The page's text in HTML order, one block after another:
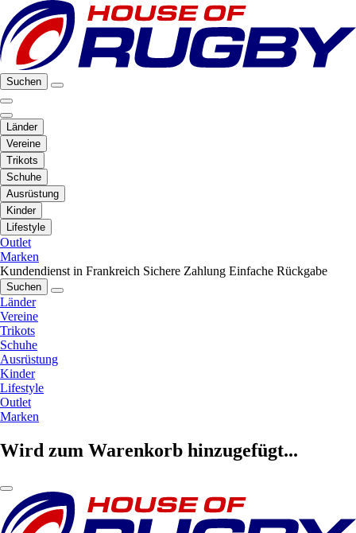
Suchen
Länder
Vereine
Trikots
Schuhe
Ausrüstung
Kinder
Lifestyle
Outlet
Marken
Kundendienst in Frankreich Sichere Zahlung Einfache Rückgabe
Suchen
Länder
Vereine
Trikots
Schuhe
Ausrüstung
Kinder
Lifestyle
Outlet
Marken
Wird zum Warenkorb hinzugefügt...